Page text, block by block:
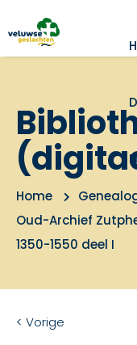
Home
Oud-Archief
1350-1550 deel I
< Vorige